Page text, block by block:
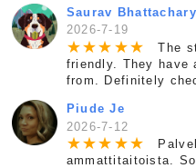
Saurav
2026-7-19
★★★ ★★
The
friendly. They have
from. Definitely
Piude Je
2026-7-12
★★★ ★★
ammattitaitoista.